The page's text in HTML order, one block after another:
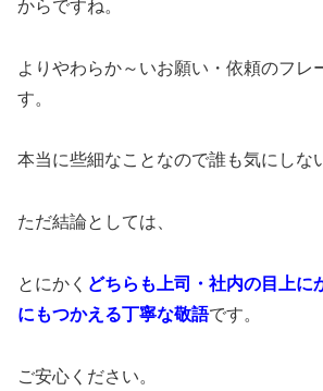
からですね。
よりやわらか～いお願い・依頼のフレ
す。
本当に些細なことなので誰も気にし
ただ結論としては、
とにかく どちらも上司・社内の目上に
にもつかえる丁寧な敬語です。
ご安心ください。